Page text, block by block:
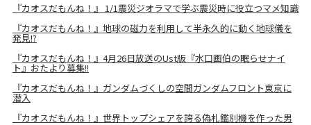
『カオスだもんね！』 1/1震災ジオラマで学ぶ震災時に役立つマメ知識
『カオスだもんね！』地球の磁力を利用して半永久的に動く地球儀を
発見!?
『カオスだもんね！』4月26日放送のUst版『水口画伯の眠らせナイ
ト』おたより募集!!
『カオスだもんね！』ガンダムづくしの空間ガンダムフロント東京に
潜入
『カオスだもんね！』世界トップシェアを誇る偽札鑑別機を作った男